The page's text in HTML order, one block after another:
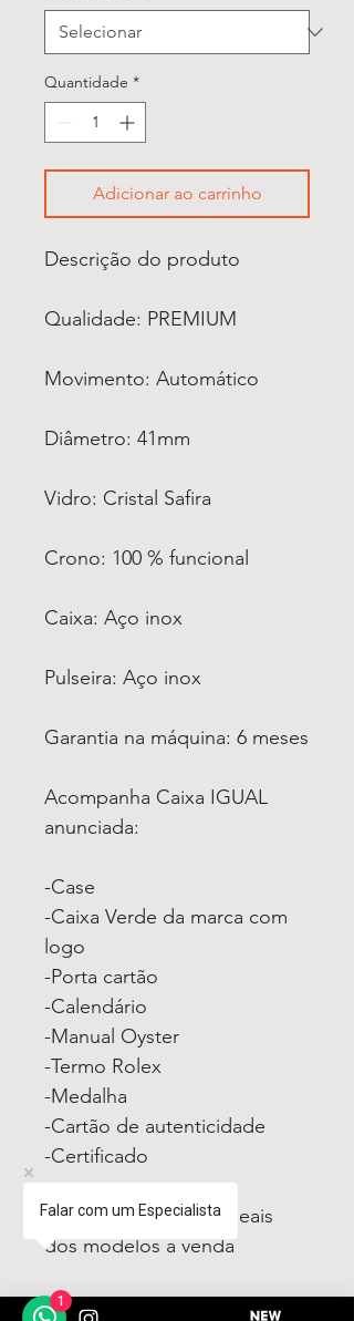
Quantidade *
Adicionar ao carrinho
Descrição do produto
Qualidade: PREMIUM
Movimento: Automático
Diâmetro: 41mm
Vidro: Cristal Safira
Crono: 100 % funcional
Caixa: Aço inox
Pulseira: Aço inox
Garantia na máquina: 6 meses
Acompanha Caixa IGUAL
anunciada:
-Case
-Caixa Verde da marca com
logo
-Porta cartão
-Calendário
-Manual Oyster
-Termo Rolex
-Medalha
-Cartão de autenticidade
-Certificado
Fotos e vídeos 100% reais
dos modelos a venda
Compre com segurança via
Falar com um Especialista
1